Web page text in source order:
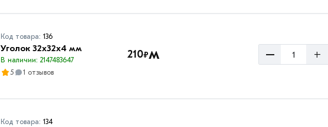
Код товара: 136
Уголок 32х32х4 мм
В наличии: 2147483647
5
1 отзывов
210₽м – +
Код товара: 134